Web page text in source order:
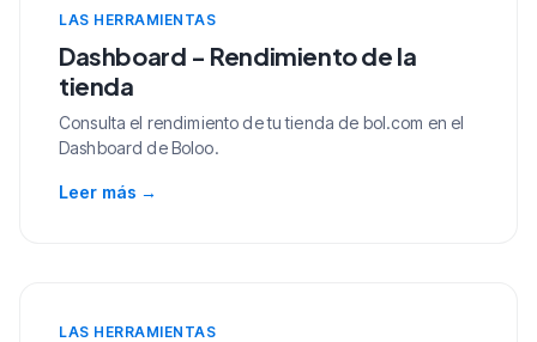
LAS HERRAMIENTAS
Dashboard - Rendimiento de la
tienda
Consulta el rendimiento de tu tienda de bol.com en el
Dashboard de Boloo.
Leer más →
LAS HERRAMIENTAS